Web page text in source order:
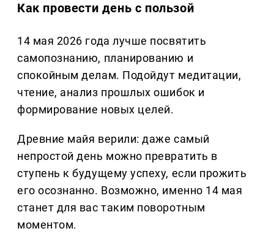
Как провести день с пользой
14 мая 2026 года лучше посвятить
самопознанию, планированию и
спокойным делам. Подойдут медитации,
чтение, анализ прошлых ошибок и
формирование новых целей.
Древние майя верили: даже самый
непростой день можно превратить в
ступень к будущему успеху, если прожить
его осознанно. Возможно, именно 14 мая
станет для вас таким поворотным
моментом.